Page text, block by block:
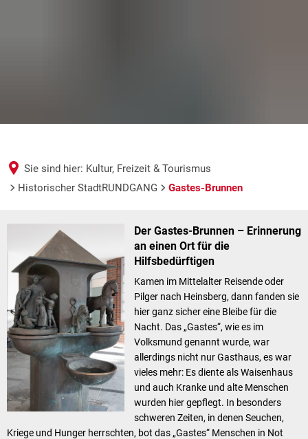
Sie sind hier: Kultur, Freizeit & Tourismus
Historischer StadtRUNDGANG
Gastes-Brunnen
Brunnen
Der Gastes-Brunnen – Erinnerung
an einen Ort für die
Hilfsbedürftigen
Kamen im Mittelalter Reisende oder
Pilger nach Heinsberg, dann fanden sie
hier ganz sicher eine Bleibe für die
Nacht. Das „Gastes“, wie es im
Volksmund genannt wurde, war
allerdings nicht nur Gasthaus, es war
vieles mehr: Es diente als Waisenhaus
und auch Kranke und alte Menschen
wurden hier gepflegt. In besonders
schweren Zeiten, in denen Seuchen,
Kriege und Hunger herrschten, bot das „Gastes“ Menschen in Not